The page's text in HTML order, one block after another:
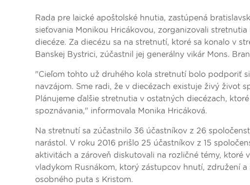
Rada pre laické apoštolské hnutia, zastúpená
sieťovania Monikou Hricákovou, zorganizovali
diecéze. Za diecézu sa na stretnutí, ktoré sa konalo v
Banskej Bystrici, zúčastnil jej generálny vikár Mons.
"Cieľom tohto už druhého kola stretnutí bolo podporiť
navzájom. Sme radi, že v diecézach existuje živý život
Plánujeme ďalšie stretnutia v ostatných diecézach,
spoznávania," informovala Monika Hricáková.
Na stretnutí sa zúčastnilo 36 účastníkov z 26
narástol. V roku 2016 prišlo 25 účastníkov z 15
aktivitách a zároveň diskutovali na rozličné témy, ktoré
vladykom Rusnákom, ktorý zástupcov hnutí, združení
osobného puta s Kristom.